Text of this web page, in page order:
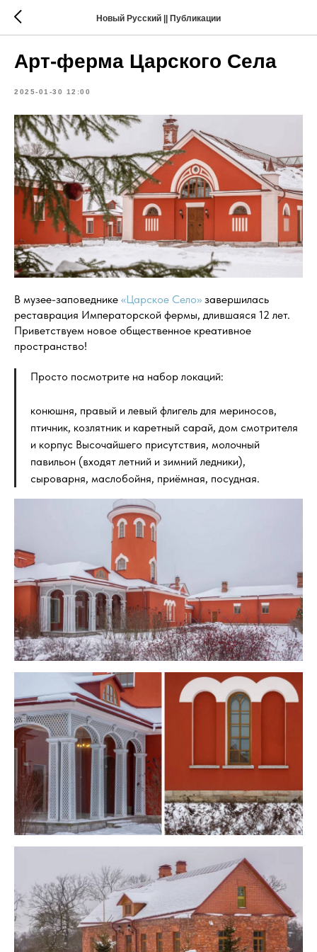
Новый Русский || Публикации
Арт-ферма Царского Села
2025-01-30 12:00
В музее-заповеднике «Царское Село» завершилась
реставрация Императорской фермы, длившаяся 12 лет.
Приветствуем новое общественное креативное
пространство!
Просто посмотрите на набор локаций:
конюшня, правый и левый флигель для мериносов,
птичник, козлятник и каретный сарай, дом смотрителя
и корпус Высочайшего присутствия, молочный
павильон (входят летний и зимний ледники),
сыроварня, маслобойня, приёмная, посудная.